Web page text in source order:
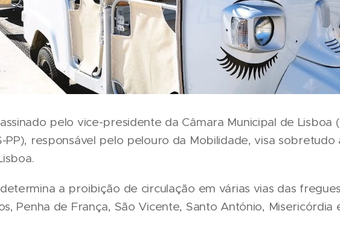
pelo vice-presidente da Câmara Municipal de Lisboa
PP), responsável pelo pelouro da Mobilidade, visa sobretudo
a proibição de circulação em várias vias das
Penha de França, São Vicente, Santo António, Misericórdia